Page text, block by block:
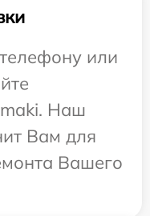
или
Наш
Вам для
Вашего